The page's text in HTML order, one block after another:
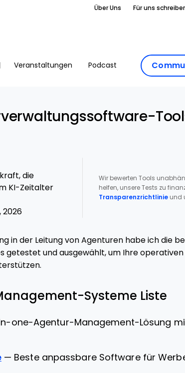
Über Uns Für uns
Veranstaltungen Podcast
die
KI-Zeitalter
2026
Wir bewerten Tools
helfen, unsere Tests zu
Transparenzrichtlinieund
in der Leitung von Agenturen habe ich die
getestet und ausgewählt, um Ihre
Systeme Liste
one-Agentur-Management-Lösung
— Beste anpassbare Software für